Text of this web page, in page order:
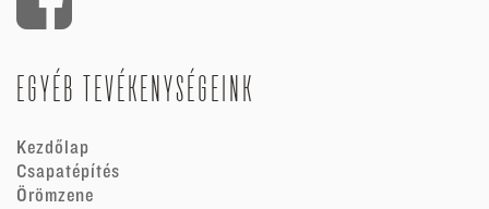
EGYÉB TEVÉKENYSÉGEINK
Kezdőlap
Csapatépítés
Örömzene